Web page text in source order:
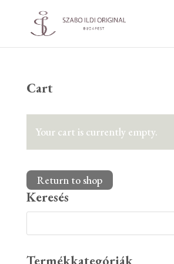
Cart
Your cart is currently empty.
Return to shop
Keresés